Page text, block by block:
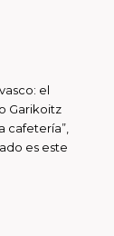
el
Garikoitz
cafetería”,
es este